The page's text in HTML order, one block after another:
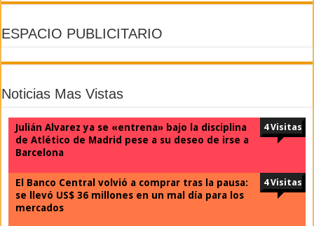
ESPACIO PUBLICITARIO
Noticias Mas Vistas
Julián Alvarez ya se «entrena» bajo la disciplina
de Atlético de Madrid pese a su deseo de irse a
Barcelona
4 Visitas
El Banco Central volvió a comprar tras la pausa:
se llevó US$ 36 millones en un mal día para los
mercados
4 Visitas